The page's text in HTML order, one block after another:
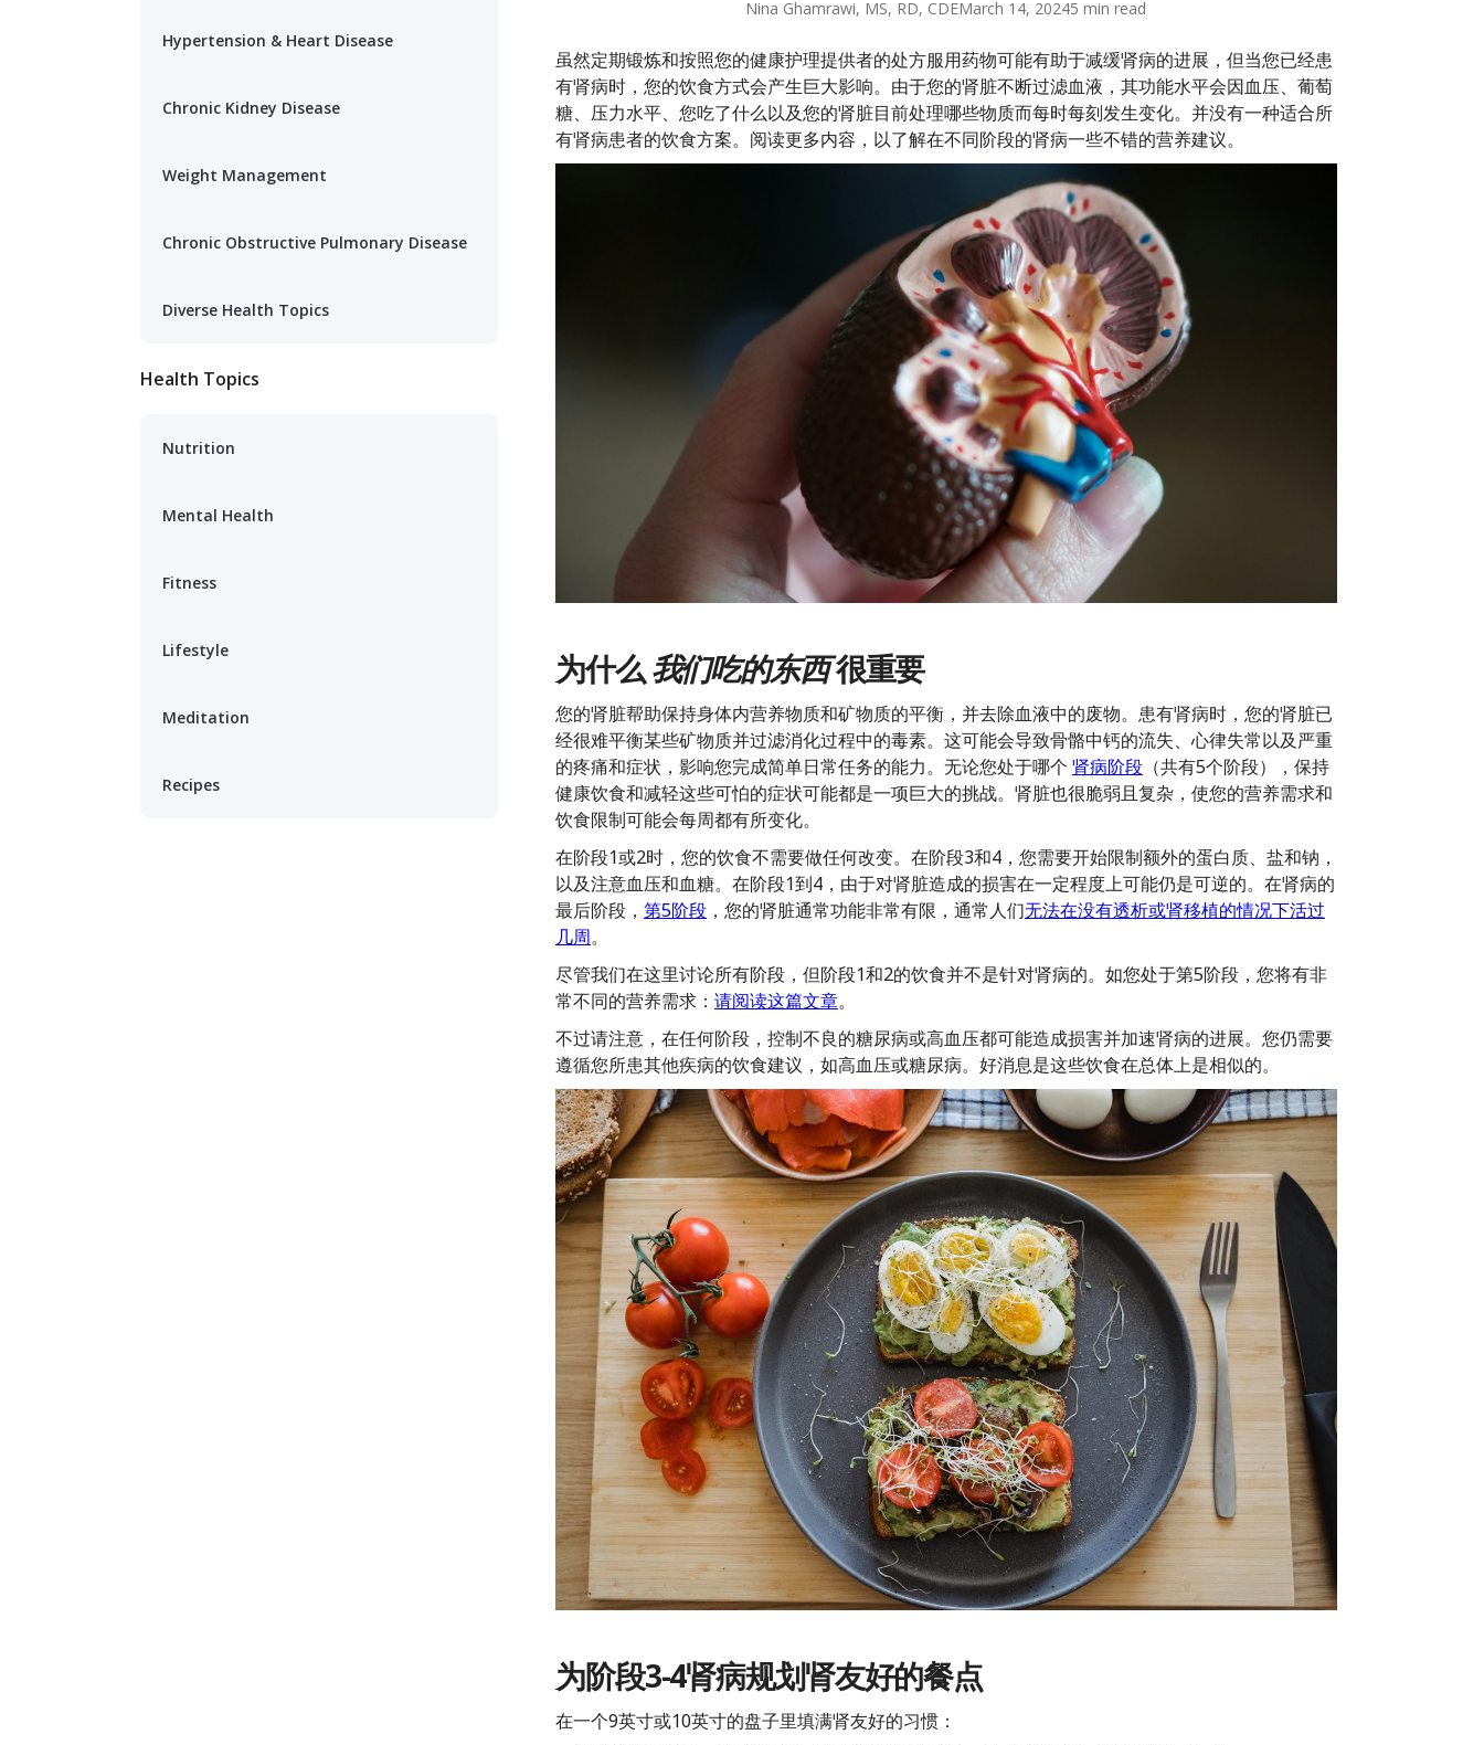
Hypertension & Heart Disease
Chronic Kidney Disease
Weight Management
Chronic Obstructive Pulmonary Disease
Diverse Health Topics
Health Topics
Nutrition
Mental Health
Fitness
Lifestyle
Meditation
Recipes
Nina Ghamrawi, MS, RD, CDEMarch 14, 20245
虽然定期锻炼和按照您的健康护理提供者的处方服用药物可能有助于减缓肾病的进展，但当您已经患
有肾病时，您的饮食方式会产生巨大影响。由于您的肾脏不断过滤血液，其功能水平会因血压、葡萄
糖、压力水平、您吃了什么以及您的肾脏目前处理哪些物质而每时每刻发生变化。并没有一种适合所
有肾病患者的饮食方案。阅读更多内容，以了解在不同阶段的肾病一些不错的营养建议。
为什么我们吃的东西很重要
您的肾脏帮助保持身体内营养物质和矿物质的平衡，并去除血液中的废物。患有肾病时，您的肾脏已
经很难平衡某些矿物质并过滤消化过程中的毒素。这可能会导致骨骼中钙的流失、心律失常以及严重
的疼痛和症状，影响您完成简单日常任务的能力。无论您处于哪个 肾病阶段（共有5个阶段），保持
健康饮食和减轻这些可怕的症状可能都是一项巨大的挑战。肾脏也很脆弱且复杂，使您的营养需求和
饮食限制可能会每周都有所变化。
在阶段1或2时，您的饮食不需要做任何改变。在阶段3和4，您需要开始限制额外的蛋白质、盐和钠，
以及注意血压和血糖。在阶段1到4，由于对肾脏造成的损害在一定程度上可能仍是可逆的。在肾病的
最后阶段， 第5阶段，您的肾脏通常功能非常有限，通常人们无法在没有透析或肾移植的情况下活过
几周。
尽管我们在这里讨论所有阶段，但阶段1和2的饮食并不是针对肾病的。如您处于第5阶段，您将有非
常不同的营养需求： 请阅读这篇文章。
不过请注意，在任何阶段，控制不良的糖尿病或高血压都可能造成损害并加速肾病的进展。您仍需要
遵循您所患其他疾病的饮食建议，如高血压或糖尿病。好消息是这些饮食在总体上是相似的。
为阶段3-4肾病规划肾友好的餐点
在一个9英寸或10英寸的盘子里填满肾友好的习惯：